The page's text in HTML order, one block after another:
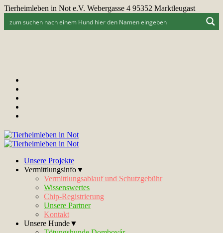
Tierheimleben in Not e.V. Webergasse 4 95352 Marktleugast
Unsere Projekte
Vermittlungsinfo▼
Vermittlungsablauf und Schutzgebühr
Wissenswertes
Chip-Registrierung
Unsere Partner
Kontakt
Unsere Hunde▼